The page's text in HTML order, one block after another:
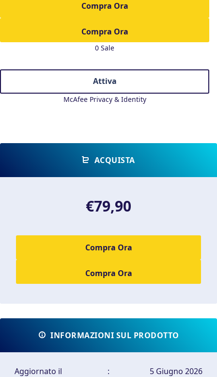
Compra Ora
0 Sale
Attiva
McAfee Privacy & Identity
ACQUISTA
€79,90
Compra Ora
INFORMAZIONI SUL PRODOTTO
Aggiornato il :
5 Giugno 2026